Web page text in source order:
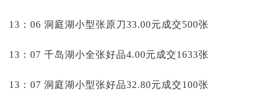
13：06 洞庭湖小型张原刀33.00元成交500张
13：07 千岛湖小全张好品4.00元成交1633张
13：07 洞庭湖小型张好品32.80元成交100张